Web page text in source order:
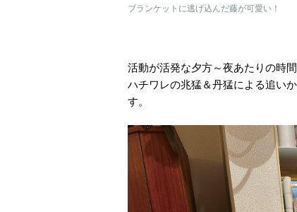
ブランケットに逃げ込んだ藤が可愛い！
活動が活発な夕方～夜あたりの時
ハチワレの兆猛＆丹猛による追い
す。